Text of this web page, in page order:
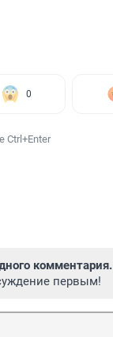
0
Ctrl+Enter
комментария.
первым!